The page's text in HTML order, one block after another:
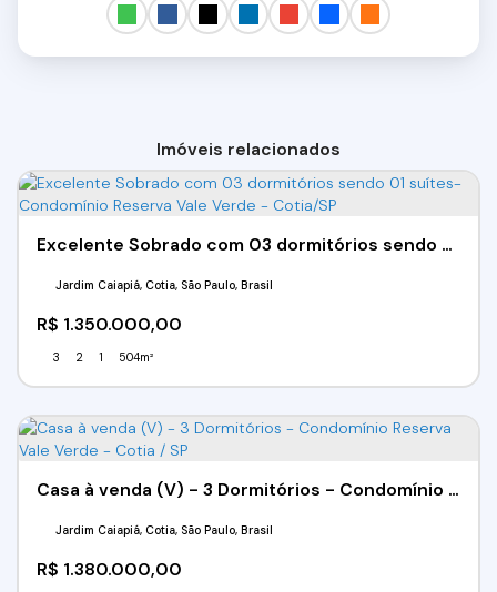
Imóveis relacionados
Excelente Sobrado com 03 dormitórios sendo 01 suítes- Condomínio Reserva Vale Verde - Cotia/SP
R$ 1.350.000,00
Jardim Caiapiá, Cotia, São Paulo, Brasil
3 2 1 504m²
Casa à venda (V) - 3 Dormitórios - Condomínio Reserva Vale Verde - Cotia / SP
R$ 1.380.000,00
Jardim Caiapiá, Cotia, São Paulo, Brasil